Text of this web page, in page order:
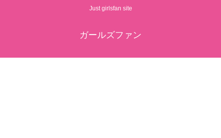
Just girlsfan site
ガールズファン